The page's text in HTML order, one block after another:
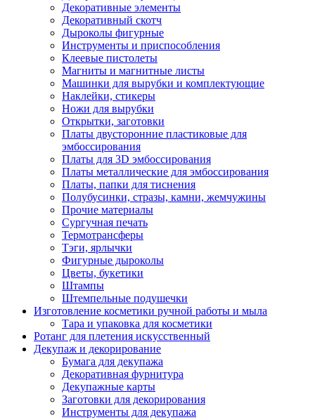
Декоративные элементы
Декоративный скотч
Дыроколы фигурные
Инструменты и приспособления
Клеевые пистолеты
Магниты и магнитные листы
Машинки для вырубки и комплектующие
Наклейки, стикеры
Ножи для вырубки
Открытки, заготовки
Платы двусторонние пластиковые для
эмбоссирования
Платы для 3D эмбоссирования
Платы металлические для эмбоссирования
Платы, папки для тиснения
Полубусинки, стразы, камни, жемчужины
Прочие материалы
Сургучная печать
Термотрансферы
Тэги, ярлычки
Фигурные дыроколы
Цветы, букетики
Штампы
Штемпельные подушечки
Изготовление косметики ручной работы и мыла
Тара и упаковка для косметики
Ротанг для плетения искусственный
Декупаж и декорирование
Бумага для декупажа
Декоративная фурнитура
Декупажные карты
Заготовки для декорирования
Инструменты для декупажа